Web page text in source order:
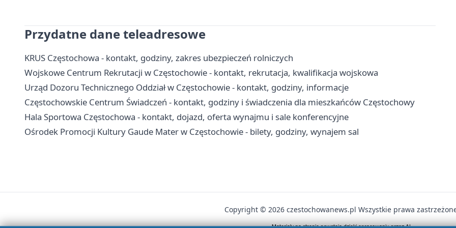
Przydatne dane teleadresowe
KRUS Częstochowa - kontakt, godziny, zakres ubezpieczeń rolniczych
Wojskowe Centrum Rekrutacji w Częstochowie - kontakt, rekrutacja, kwalifikacja wojskowa
Urząd Dozoru Technicznego Oddział w Częstochowie - kontakt, godziny, informacje
Częstochowskie Centrum Świadczeń - kontakt, godziny i świadczenia dla mieszkańców Częstochowy
Hala Sportowa Częstochowa - kontakt, dojazd, oferta wynajmu i sale konferencyjne
Ośrodek Promocji Kultury Gaude Mater w Częstochowie - bilety, godziny, wynajem sal
Copyright © 2026 czestochowanews.pl Wszystkie prawa